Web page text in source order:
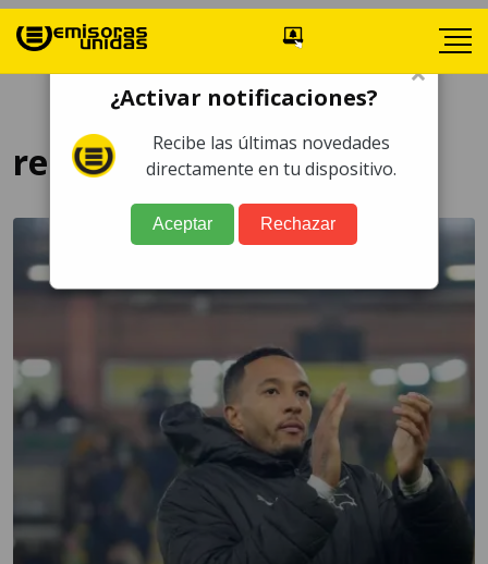
reporte médico
×
¿Activar notificaciones?
Recibe las últimas novedades
directamente en tu dispositivo.
Aceptar Rechazar